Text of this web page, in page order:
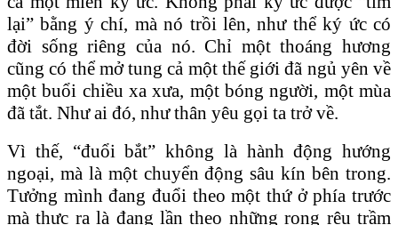
lại” bằng ý chí, mà nó trồi lên, như thể ký ức có
đời sống riêng của nó. Chỉ một thoáng hương
cũng có thể mở tung cả một thế giới đã ngủ yên về
một buổi chiều xa xưa, một bóng người, một mùa
đã tắt. Như ai đó, như thân yêu gọi ta trở về.
Vì thế, “đuổi bắt” không là hành động hướng
ngoại, mà là một chuyển động sâu kín bên trong.
Tưởng mình đang đuổi theo một thứ ở phía trước
mà thực ra là đang lần theo những rong rêu trầm